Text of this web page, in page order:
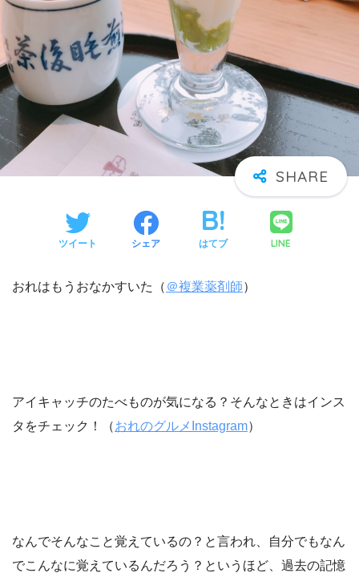
ツイート シェア はてブ LINE
おれはもうおなかすいた（ ＠複業薬剤師）
アイキャッチのたべものが気になる？そんなときはインス
タをチェック！（おれのグルメInstagram）
なんでそんなこと覚えているの？と言われ、自分でもなん
でこんなに覚えているんだろう？というほど、過去の記憶